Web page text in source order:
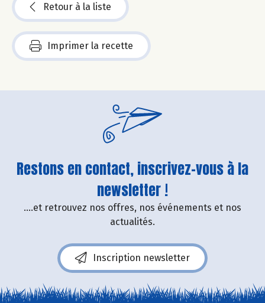
Retour à la liste
Imprimer la recette
Restons en contact, inscrivez-vous à la
newsletter !
....et retrouvez nos offres, nos événements et nos
actualités.
Inscription newsletter